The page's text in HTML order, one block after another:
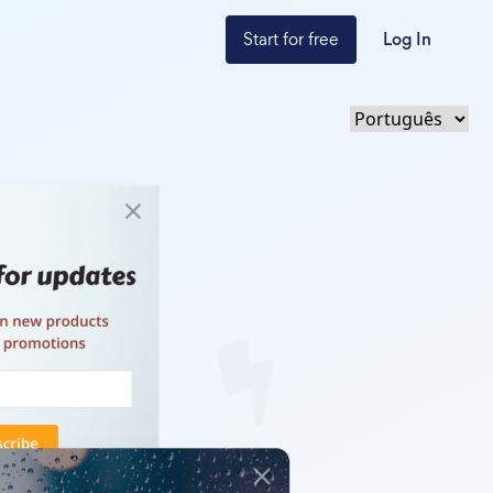
Start for free Log In